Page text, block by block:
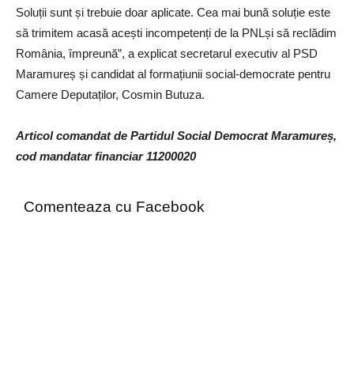
Soluții sunt și trebuie doar aplicate. Cea mai bună soluție este
să trimitem acasă acești incompetenți de la PNLși să reclădim
România, împreună”, a explicat secretarul executiv al PSD
Maramureș și candidat al formațiunii social-democrate pentru
Camere Deputaților, Cosmin Butuza.
Articol comandat de Partidul Social Democrat Maramureș,
cod mandatar financiar 11200020
Comenteaza cu Facebook